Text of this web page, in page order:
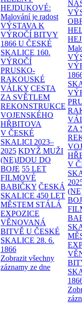
HEJDUKOVÉ:
Malování je radost
VÝSTAVA K
VÝROČÍ BITVY
1866 U ČESKÉ
SKALICE 160.
VÝROČÍ
PRUSKO-
RAKOUSKÉ
VÁLKY CESTA
ZA SVĚTLEM
REKONSTRUKCE
VOJENSKÉHO
HŘBITOVA
V ČESKÉ
SKALICI 2023–
2025 KDYŽ MUŽI
(NE)JDOU DO
BOJE 55 LET
FILMOVÉ
BABIČKY ČESKÁ
SKALICE 450 LET
MĚSTEM STÁLÁ
EXPOZICE
VĚNOVANÁ
BITVĚ U ČESKÉ
SKALICE 28. 6.
1866
Zobrazit všechny
záznamy ze dne
ZA
V